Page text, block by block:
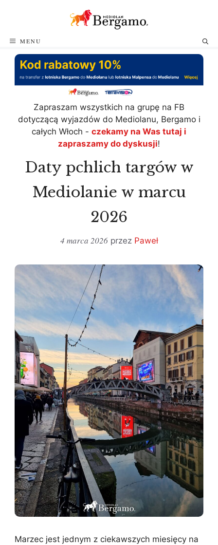
MENU
Zapraszam wszystkich na grupę na FB
dotyczącą wyjazdów do Mediolanu, Bergamo i
całych Włoch - czekamy na Was tutaj i
zapraszamy do dyskusji!
Daty pchlich targów w
Mediolanie w marcu
2026
4 marca 2026 przez Paweł
Marzec jest jednym z ciekawszych miesięcy na